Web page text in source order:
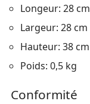
Longeur: 28 cm
Largeur: 28 cm
Hauteur: 38 cm
Poids: 0,5 kg
Conformité